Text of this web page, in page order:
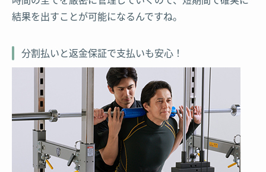
結果を出すことが可能になるんですね。
分割払いと返金保証で支払いも安心！